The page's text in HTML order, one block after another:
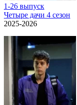
1-26 выпуск
Четыре дачи 4 сезон
2025-2026